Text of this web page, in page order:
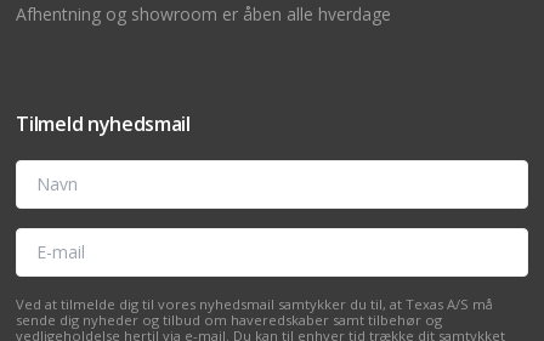
Afhentning og showroom er åben alle hverdage
Tilmeld nyhedsmail
Navn
E-mail
Ved at tilmelde dig til vores nyhedsmail samtykker du til, at Texas A/S må
sende dig nyheder og tilbud om haveredskaber samt tilbehør og
vedligeholdelse hertil via e-mail. Du kan til enhver tid trække dit samtykket